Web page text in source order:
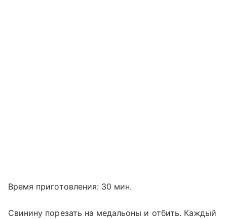
Время приготовления: 30 мин.
Свинину порезать на медальоны и отбить. Каждый